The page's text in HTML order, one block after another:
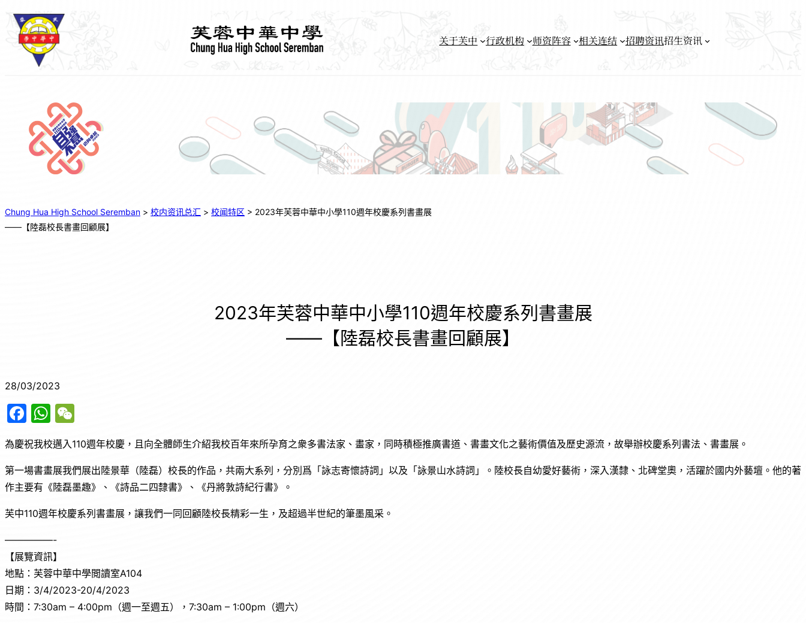
跳
关于芙中 行政机构 师资阵容 相关连结 招聘资讯招生资讯
Chung Hua High School Seremban > 校内资讯总汇 > 校闻特区 > 2023年芙蓉中華中小學110週年校慶系列書畫展
——【陸磊校長書畫回顧展】
2023年芙蓉中華中小學110週年校慶系列書畫展
——【陸磊校長書畫回顧展】
28/03/2023
Facebook
WhatsApp
為慶祝我校邁入110週年校慶，且向全體師生介紹我校百年來所孕育之衆多書法家、畫家，同時積極推廣書道、書畫文化之藝術價值及歷史源流，故舉辦校慶系列書法、書畫展。
第一場書畫展我們展出陸景華（陸磊）校長的作品，共兩大系列，分別爲「詠志寄懷詩詞」以及「詠景山水詩詞」。陸校長自幼愛好藝術，深入漢隸、北碑堂奧，活躍於國内外藝壇。他的著
作主要有《陸磊墨趣》、《詩品二四隸書》、《丹將敦詩紀行書》。
芙中110週年校慶系列書畫展，讓我們一同回顧陸校長精彩一生，及超過半世紀的筆墨風采。
—————-
【展覽資訊】
地點：芙蓉中華中學閲讀室A104
日期：3/4/2023-20/4/2023
時間：7:30am – 4:00pm（週一至週五），7:30am – 1:00pm（週六）